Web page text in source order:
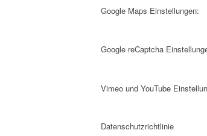
Google Maps Einstellungen:
Google reCaptcha
Vimeo und YouTube
Datenschutzrichtlinie